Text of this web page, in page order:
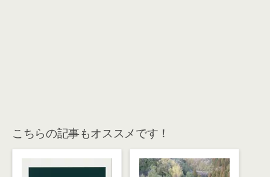
こちらの記事もオススメです！